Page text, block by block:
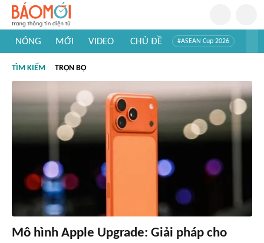
NÓNG MỚI VIDEO CHỦ ĐỀ #ASEAN Cup 2026
#Khám phá thế giới
TÌM KIẾM TRỌN BỘ
Mô hình Apple Upgrade: Giải pháp cho